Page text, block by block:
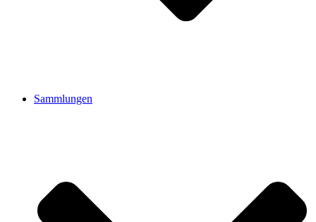
Sammlungen